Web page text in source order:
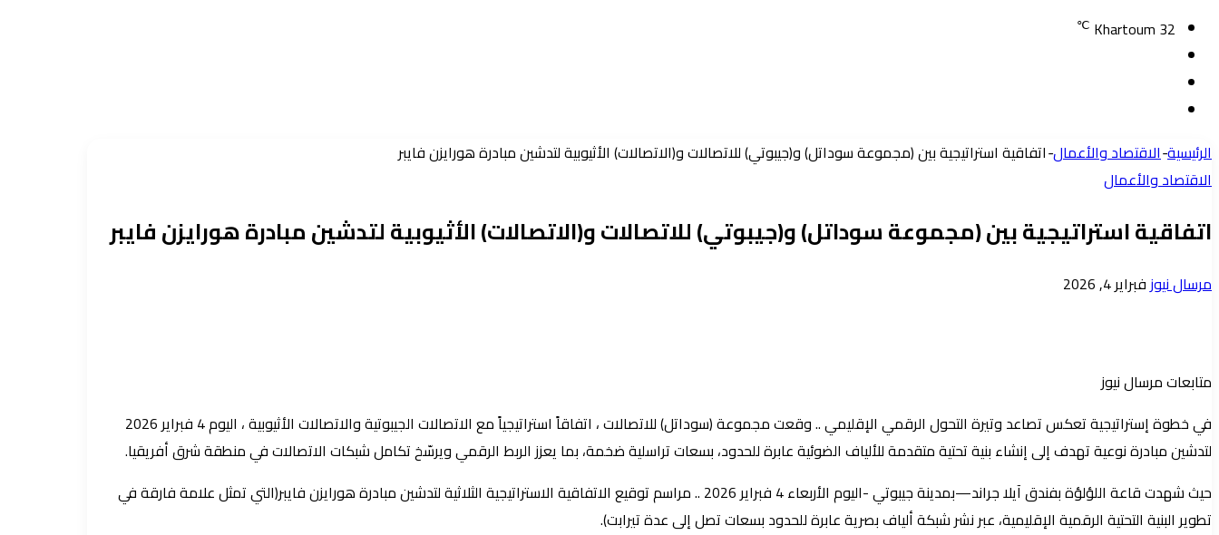
Khartoum 32
℃
جانبيالرئيسية-الاقتصاد والأعمال-اتفاقية استراتيجية بين (مجموعة سوداتل) و(جيبوتي) للاتصالات و(الاتصالات) الأثيوبية لتدشين مبادرة هورايزن فايبر
الاقتصاد والأعمال
اتفاقية استراتيجية بين (مجموعة سوداتل) و(جيبوتي) للاتصالات و(الاتصالات) الأثيوبية لتدشين مبادرة هورايزن فايبر
مرسال نيوزأرسل
فبراير 4, 2026
متابعات مرسال نيوز
في خطوة إستراتيجية تعكس تصاعد وتيرة التحول الرقمي الإقليمي .. وقعت مجموعة (سوداتل) للاتصالات ، اتفاقاً استراتيجياً مع الاتصالات الجيبوتية والاتصالات الأثيوبية ، اليوم 4 فبراير 2026
لتدشين مبادرة نوعية تهدف إلى إنشاء بنية تحتية متقدمة للألياف الضوئية عابرة للحدود، بسعات تراسلية ضخمة، بما يعزز الربط الرقمي ويرسّخ تكامل شبكات الاتصالات في منطقة شرق أفريقيا.
حيث شهدت قاعة اللؤلؤة بفندق آيلا جراند—بمدينة جيبوتي -اليوم الأربعاء 4 فبراير 2026 .. مراسم توقيع الاتفاقية الاستراتيجية الثلاثية لتدشين مبادرة هورايزن فايبر(التي تمثل علامة فارقة في
تطوير البنية التحتية الرقمية الإقليمية، عبر نشر شبكة ألياف بصرية عابرة للحدود بسعات تصل إلى عدة تيرابت).